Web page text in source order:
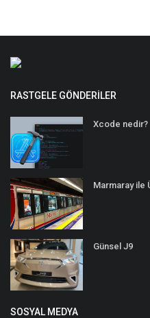
RASTGELE GÖNDERILER
Xcode nedir?
Marmaray ile
Günsel J9
SOSYAL MEDYA